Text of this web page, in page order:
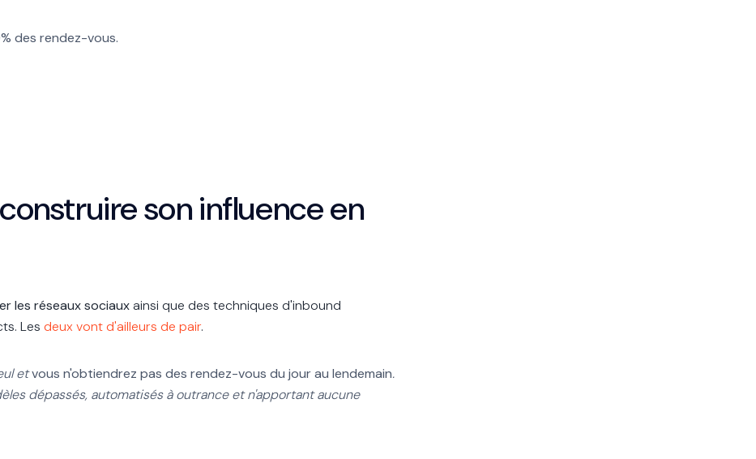
des rendez-vous.
son influence en
les réseaux sociauxainsi que des techniques d'inbound
Les deux vont d'ailleurs de pair.
etvous n'obtiendrez pas des rendez-vous du jour au lendemain.
dépassés, automatisés à outrance et n'apportant aucune